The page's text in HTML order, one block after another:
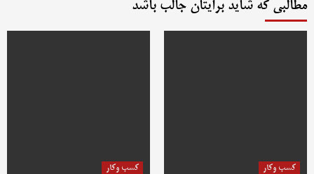
مطالبی که شاید برایتان جالب باشد
کسب وکار کسب وکار